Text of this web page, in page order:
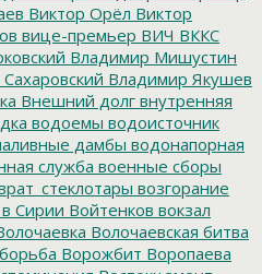
Виктор Орёл Виктор
вице-премьер ВИЧ ВККС
Владимир Мишустин
Владимир Якушев
Внешний долг внутренняя
водоемы водоисточник
дамбы водонапорная
служба военные сборы
возгорание
Сирии Войтенков вокзал
Волочаевская битва
Ворожбит Воропаева